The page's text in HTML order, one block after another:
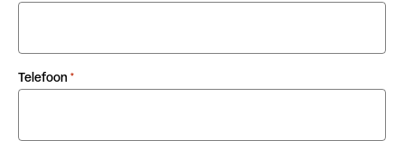
Telefoon *